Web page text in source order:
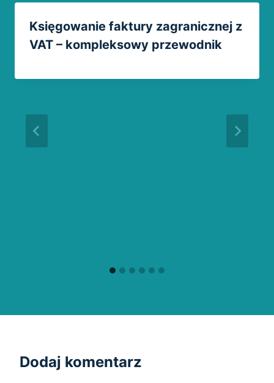
Księgowanie faktury zagranicznej z
VAT – kompleksowy przewodnik
Dodaj komentarz